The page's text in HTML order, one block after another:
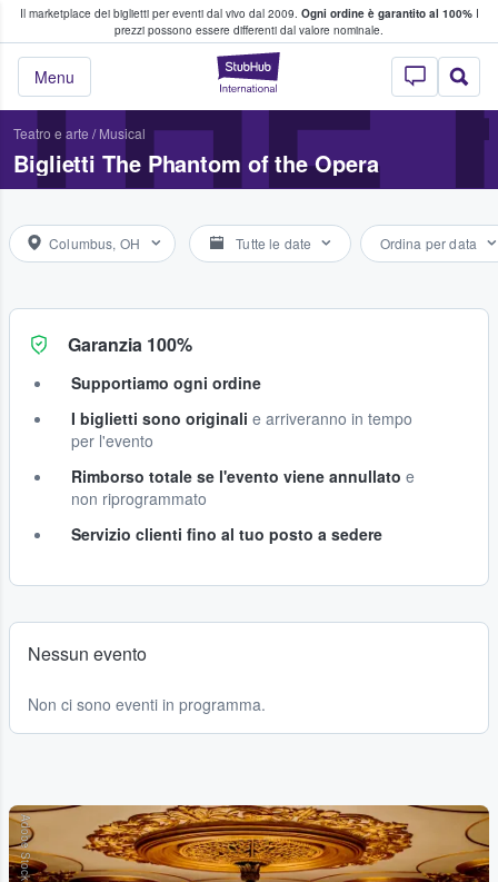
Il marketplace dei biglietti per eventi dal vivo dal 2009. Ogni ordine è garantito al 100%I
prezzi possono essere differenti dal valore nominale.
StubHub - Dove
Menu
fan comprano e vendono biglietti
Teatro e arte / Musical
Biglietti The Phantom of the Opera
Columbus, OH Tutte le date Ordina per data
Garanzia 100%
Supportiamo ogni ordine
I biglietti sono originali e arriveranno in tempo
per l'evento
Rimborso totale se l'evento viene annullato e
non riprogrammato
Servizio clienti fino al tuo posto a sedere
Nessun evento
Non ci sono eventi in programma.
Adobe Stock